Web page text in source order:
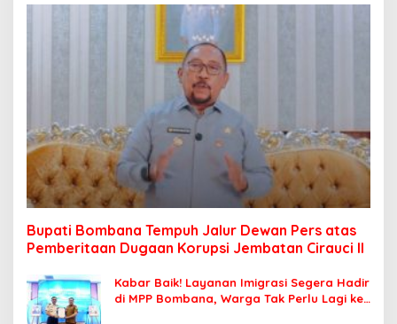
Bupati Bombana Tempuh Jalur Dewan Pers atas
Pemberitaan Dugaan Korupsi Jembatan Cirauci II
Kabar Baik! Layanan Imigrasi Segera Hadir
di MPP Bombana, Warga Tak Perlu Lagi ke